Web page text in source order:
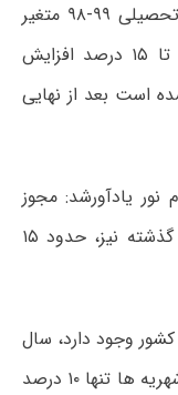
وی ادامه داد: ممکن است افزایش سال تحصیلی ۹۹-۹۸ متغیر
باشد، در مجموع می توان گفت، بین ۰ تا ۱۵ درصد افزایش
است بعد از نهایی
نور یادآورشد: مجوز
افزایش شهریه دانشگاه پیام نور در سال گذشته نیز، حدود ۱۵
وجود دارد، سال
گذشته در دانشگاه پیام نور تلاش شد که شهریه ها تنها ۱۰ درصد